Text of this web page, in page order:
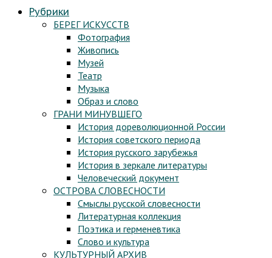
Рубрики
БЕРЕГ ИСКУССТВ
Фотография
Живопись
Музей
Театр
Музыка
Образ и слово
ГРАНИ МИНУВШЕГО
История дореволюционной России
История советского периода
История русского зарубежья
История в зеркале литературы
Человеческий документ
ОСТРОВА СЛОВЕСНОСТИ
Смыслы русской словесности
Литературная коллекция
Поэтика и герменевтика
Слово и культура
КУЛЬТУРНЫЙ АРХИВ